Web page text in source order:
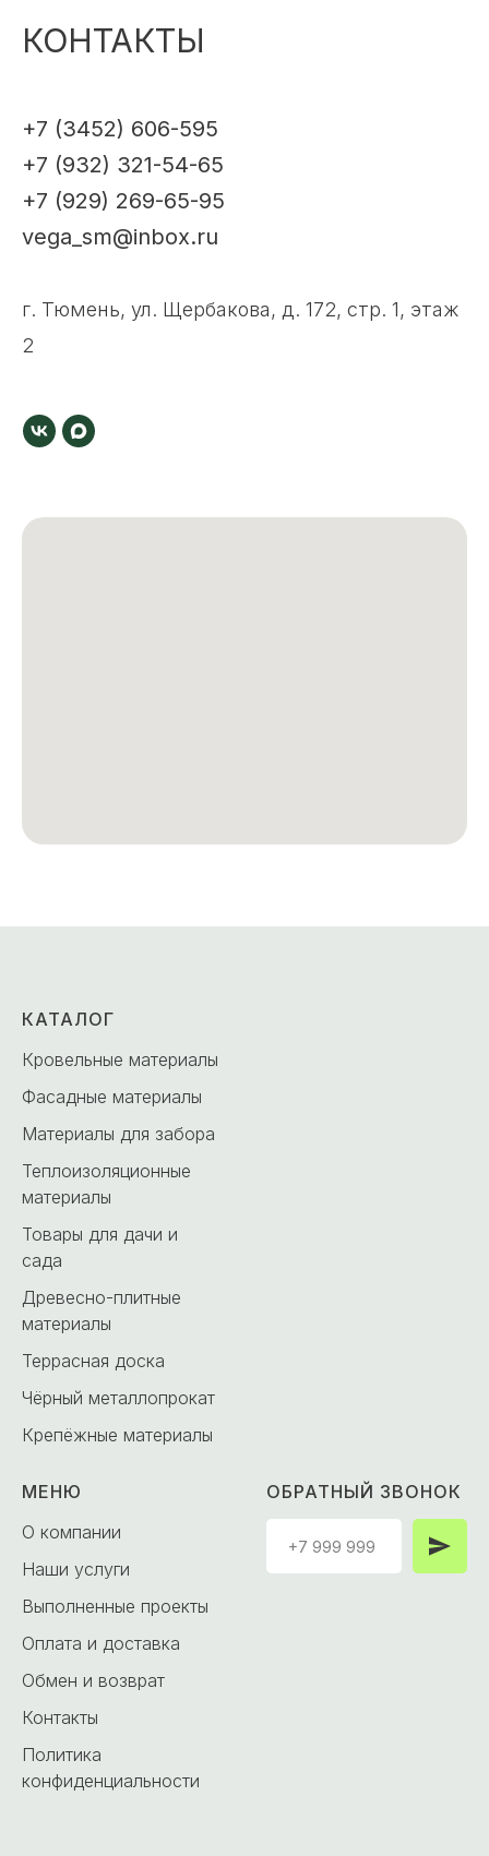
КОНТАКТЫ
+7 (3452) 606-595
+7 (932) 321-54-65
+7 (929) 269-65-95
vega_sm@inbox.ru
г. Тюмень, ул. Щербакова, д. 172, стр. 1, этаж
2
КАТАЛОГ
Кровельные материалы
Фасадные материалы
Материалы для забора
Теплоизоляционные
материалы
Товары для дачи и
сада
Древесно-плитные
материалы
Террасная доска
Чёрный металлопрокат
Крепёжные материалы
МЕНЮ
О компании
Наши услуги
Выполненные проекты
Оплата и доставка
Обмен и возврат
Контакты
Политика
конфиденциальности
ОБРАТНЫЙ ЗВОНОК